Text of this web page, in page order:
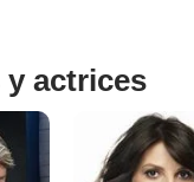
actrices